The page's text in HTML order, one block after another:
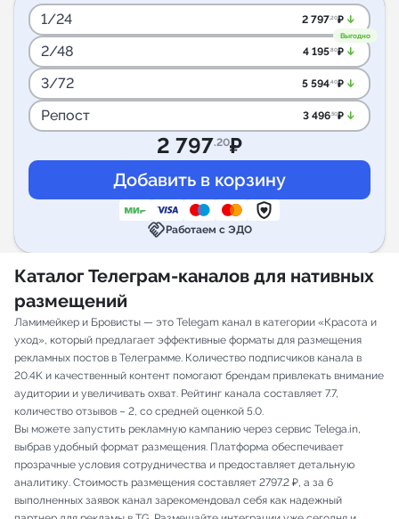
1/24 2 797.20₽ arrow_downward_alt
Выгодно
2/48 4 195.80₽ arrow_downward_alt
3/72 5 594.40₽ arrow_downward_alt
Репост 3 496.50₽ arrow_downward_alt
2 797.20₽
handshakeРаботаем с ЭДО
Каталог Телеграм-каналов для нативных
размещений
Ламимейкер и Бровисты — это Telegam канал в категории «Красота и
уход», который предлагает эффективные форматы для размещения
рекламных постов в Телеграмме. Количество подписчиков канала в
20.4K и качественный контент помогают брендам привлекать внимание
аудитории и увеличивать охват. Рейтинг канала составляет 7.7,
количество отзывов – 2, со средней оценкой 5.0.
Вы можете запустить рекламную кампанию через сервис Telega.in,
выбрав удобный формат размещения. Платформа обеспечивает
прозрачные условия сотрудничества и предоставляет детальную
аналитику. Стоимость размещения составляет 2797.2 ₽, а за 6
выполненных заявок канал зарекомендовал себя как надежный